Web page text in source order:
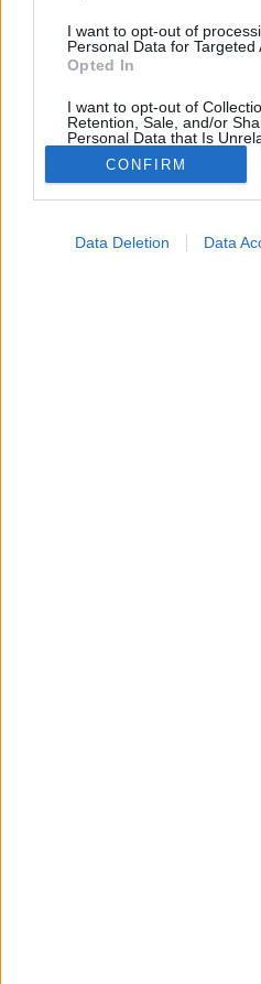
I want to opt-out of
Personal Data for Targeted
Opted In
I want to opt-out of
Retention, Sale, and/or
Personal Data that Is
Purposes for which it was
Opted Out
CONFIRM
Data Deletion Data